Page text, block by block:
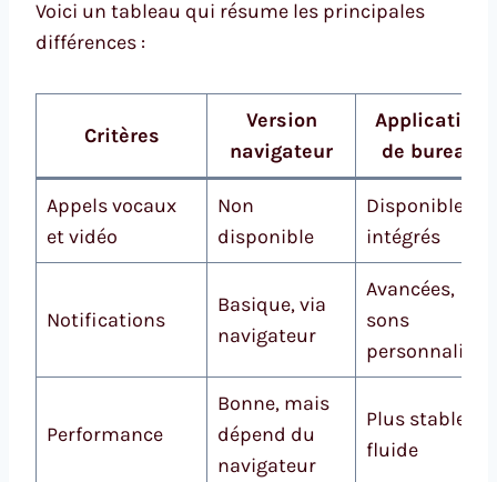
Voici un tableau qui résume les principales
différences :
Critères
Version
navigateur
Application
de bureau
Appels vocaux
et vidéo
Non
disponible
Disponible,
intégrés
Notifications
Basique, via
navigateur
Avancées,
sons
personnalisés
Performance
Bonne, mais
dépend du
navigateur
Plus stable et
fluide